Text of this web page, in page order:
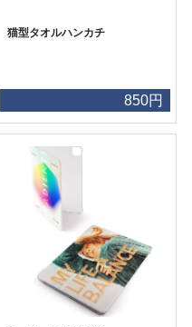
猫型タオルハンカチ
850円